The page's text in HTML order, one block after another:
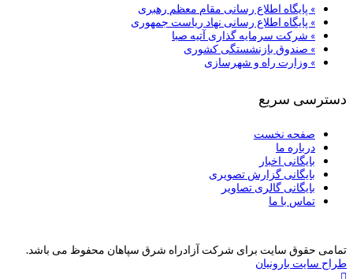
» پایگاه اطلاع رسانی مقام معظم رهبری
» پایگاه اطلاع رسانی نهاد ریاست جمهوری
» شركت سرمایه گذاری آتیه صبا
» صندوق بازنشستگی کشوری
» وزارت راه و شهرسازی
دسترسی سریع
صفحه نخست
درباره ما
بایگانی اخبار
بایگانی گزارش تصویری
بایگانی گالری تصاویر
تماس با ما
تمامی حقوق سایت برای شرکت آزادراه شرق سپاهان محفوظ می باشد.
طراح سایت بارونیان